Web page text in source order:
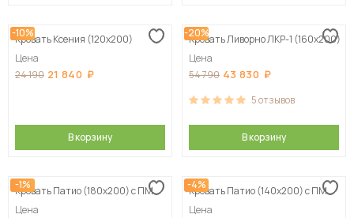
-10%
Кровать Ксения (120х200)
Цена
24 190 21 840
В корзину
-20%
Кровать Ливорно ЛКР-1 (160х200)
Цена
54 790 43 830
5отзывов
В корзину
-1%
Кровать Патио (180х200) с ПМ
Цена
-4%
Кровать Патио (140х200) с ПМ
Цена